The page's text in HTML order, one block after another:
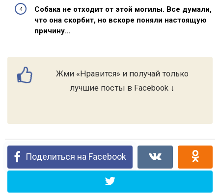
Собака не отходит от этой могилы. Все думали,
что она скорбит, но вскоре поняли настоящую
причину…
Жми «Нравится» и получай только
лучшие посты в Facebook ↓
Поделиться на Facebook